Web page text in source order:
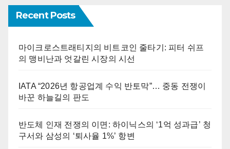
Recent Posts
마이크로스트래티지의 비트코인 줄타기: 피터 쉬프
의 맹비난과 엇갈린 시장의 시선
IATA “2026년 항공업계 수익 반토막”… 중동 전쟁이
바꾼 하늘길의 판도
반도체 인재 전쟁의 이면: 하이닉스의 ‘1억 성과급’ 청
구서와 삼성의 ‘퇴사율 1%’ 항변